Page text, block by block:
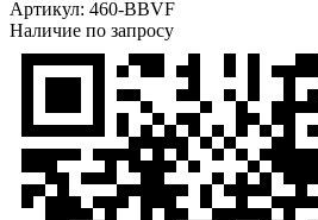
Артикул: 460-BBVF
Наличие по запросу